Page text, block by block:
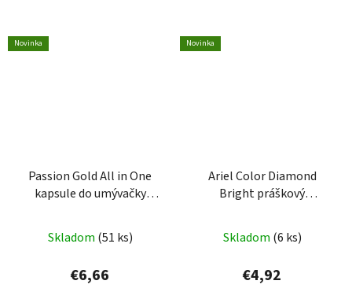
Novinka
Passion Gold All in One
kapsule do umývačky
Skladom (51 ks)
€6,66
Novinka
Ariel Color Diamond
Bright práškový
500g
Skladom (6 ks)
€4,92